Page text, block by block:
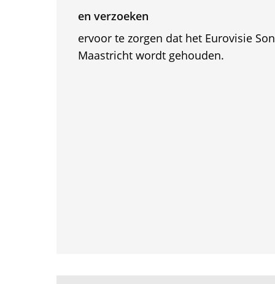
en verzoeken
ervoor te zorgen dat het Eurovisie
Maastricht wordt gehouden.